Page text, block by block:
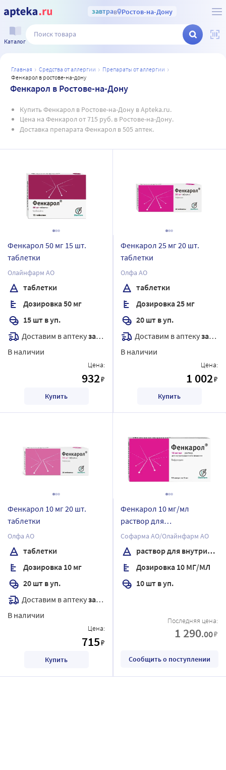
завтрав Ростов-на-Дону
Каталог
главная средства от аллергии
препараты от аллергии
фенкарол в ростове-на-дону
Фенкарол в Ростове-на-Дону
Купить Фенкарол в Ростове-на-Дону в Apteka.ru.
Цена на Фенкарол от 715 руб. в Ростове-на-Дону.
Доставка препарата Фенкарол в 505 аптек.
Фенкарол 50 мг 15 шт.
таблетки
Олайнфарм АО
таблетки
Дозировка 50 мг
15 шт в уп.
Доставим в аптекузавтра
В наличии
Цена:
932₽
Купить
Фенкарол 25 мг 20 шт.
таблетки
Олфа АО
таблетки
Дозировка 25 мг
20 шт в уп.
Доставим в аптекузавтра
В наличии
Цена:
1 002₽
Купить
Фенкарол 10 мг 20 шт.
таблетки
Олфа АО
таблетки
Дозировка 10 мг
20 шт в уп.
Доставим в аптекузавтра
В наличии
Цена:
715₽
Купить
Фенкарол 10 мг/мл
раствор для
внутримышечного
введения 2 мл ампулы 10
шт.
Софарма АО/Олайнфарм АО
раствор для внутримышечного введения
Дозировка 10 МГ/МЛ
10 шт в уп.
Последняя цена:
1 290.00₽
Сообщить о поступлении